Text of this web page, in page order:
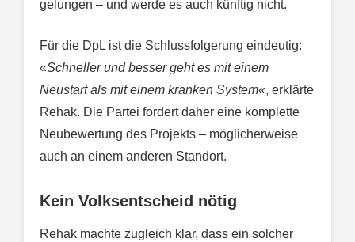
gelungen – und werde es auch künftig nicht.
Für die DpL ist die Schlussfolgerung eindeutig:
«Schneller und besser geht es mit einem
Neustart als mit einem kranken System«, erklärte
Rehak. Die Partei fordert daher eine komplette
Neubewertung des Projekts – möglicherweise
auch an einem anderen Standort.
Kein Volksentscheid nötig
Rehak machte zugleich klar, dass ein solcher